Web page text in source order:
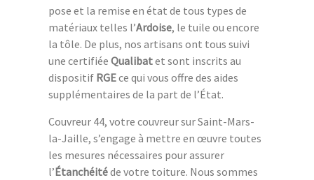
pose et la remise en état de tous types de
matériaux telles l’Ardoise, le tuile ou encore
la tôle. De plus, nos artisans ont tous suivi
une certifiée Qualibatet sont inscrits au
dispositif RGEce qui vous offre des aides
supplémentaires de la part de l’État.
Couvreur 44, votre couvreur sur Saint-Mars-
la-Jaille, s’engage à mettre en œuvre toutes
les mesures nécessaires pour assurer
l’Étanchéitéde votre toiture. Nous sommes